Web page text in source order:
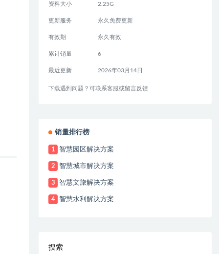
资料大小 2.25G
更新服务 永久免费更新
有效期 永久有效
累计销量 6
最近更新 2026年03月14日
下载遇到问题？可联系客服或留言反馈
销量排行榜
1 智慧园区解决方案
2 智慧城市解决方案
3 智慧文旅解决方案
4 智慧水利解决方案
搜索